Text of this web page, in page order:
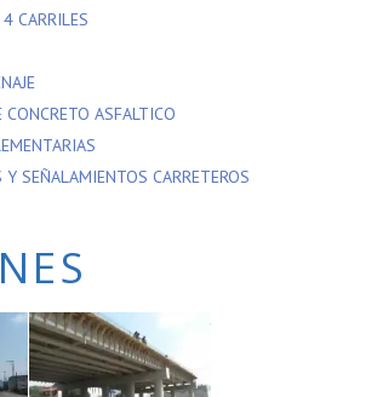
CARRILES
CONCRETO ASFALTICO
SEÑALAMIENTOS CARRETEROS